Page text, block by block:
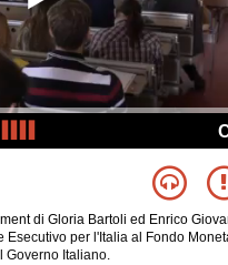
di Gloria Bartoli ed Enrico
Esecutivo per l'Italia al Fondo
Governo Italiano.